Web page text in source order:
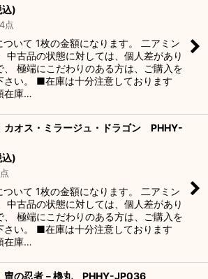
込)
点
いて 1枚の金額になります。 二アミン
中古品の状態に対しては、個人差があり
、 極端にこだわりのある方は、ご購入を
さい。 ■在庫は十分注意しております
在庫…
カオス・ミラージュ・ドラゴン PHHY-
込)
いて 1枚の金額になります。 二アミン
中古品の状態に対しては、個人差があり
、 極端にこだわりのある方は、ご購入を
さい。 ■在庫は十分注意しております
在庫…
冑の忍者－櫓丸 PHHY-JP036